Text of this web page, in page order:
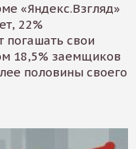
«Яндекс.Взгляд»
22%
погашать свои
18,5% заемщиков
половины своего